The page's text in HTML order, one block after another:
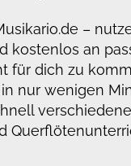
–
kostenlos an
für dich zu
nur wenigen